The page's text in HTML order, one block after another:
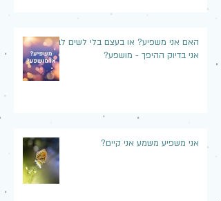
האם אני משפיע? או בעצם בלי לשים לב,
אני בדיוק ההיפך - מושפע?
אני משפיע משמע אני קיים?